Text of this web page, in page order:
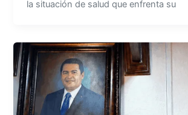
la situación de salud que enfrenta su